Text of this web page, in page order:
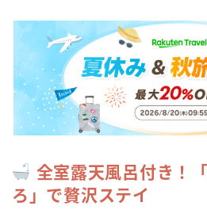
全室露天風呂付き！
ろ」で贅沢ステイ